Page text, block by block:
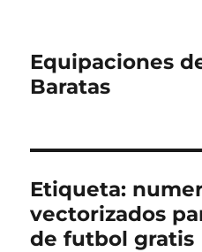
Equipaciones
Baratas
Etiqueta:
vectorizados
de futbol gratis